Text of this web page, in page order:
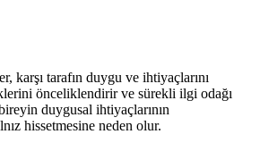
karşı tarafın duygu ve ihtiyaçlarını
önceliklendirir ve sürekli ilgi odağı
duygusal ihtiyaçlarının
hissetmesine neden olur.